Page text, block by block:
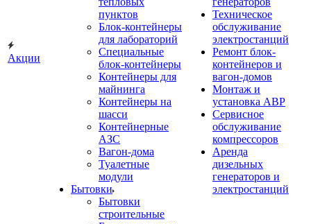
Акции
пунктов
Блок-контейнеры
для лабораторий
Специальные
блок-контейнеры
Контейнеры для
майнинга
Контейнеры на
шасси
Контейнерные
АЗС
Вагон-дома
Туалетные
модули
Бытовки
Бытовки
строительные
Техническое
обслуживание
электростанций
Ремонт блок-
контейнеров и
вагон-домов
Монтаж и
установка АВР
Сервисное
обслуживание
компрессоров
Аренда
дизельных
генераторов и
электростанций